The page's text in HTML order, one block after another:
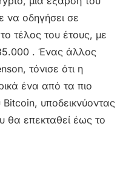
να οδηγήσει σε
τέλος του έτους, με
. Ένας άλλος
τόνισε ότι η
ένα από τα πιο
υποδεικνύοντας
θα επεκταθεί έως το